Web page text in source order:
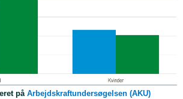
på Arbejdskraftundersøgelsen (AKU)